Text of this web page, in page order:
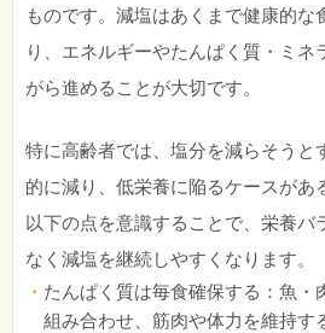
ものです。減塩はあくまで健康的な
り、エネルギーやたんぱく質・ミネ
がら進めることが大切です。
特に高齢者では、塩分を減らそうと
的に減り、低栄養に陥るケースがあ
以下の点を意識することで、栄養バ
なく減塩を継続しやすくなります。
たんぱく質は毎食確保する：魚・
組み合わせ、筋肉や体力を維持す